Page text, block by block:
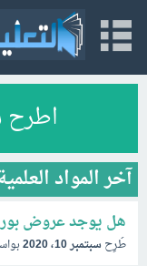
اطرح
آخر المواد
هل يوجد عروض
طُرِح سبتمبر 10، 2020